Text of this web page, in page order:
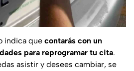
indica que contarás con un
para reprogramar tu cita.
asistir y desees cambiar, se